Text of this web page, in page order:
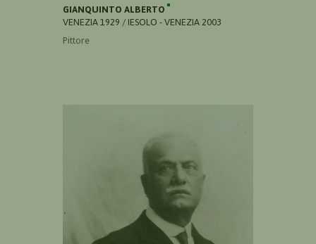
GIANQUINTO ALBERTO
VENEZIA 1929 / IESOLO - VENEZIA 2003
Pittore